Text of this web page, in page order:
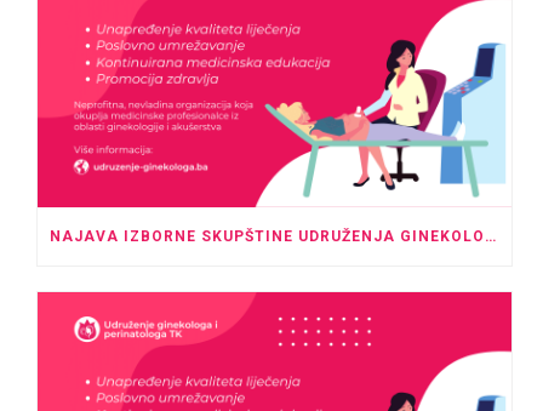
NAJAVA IZBORNE SKUPŠTINE UDRUŽENJA GINEKOLOGA I PERINATOLOGA TK